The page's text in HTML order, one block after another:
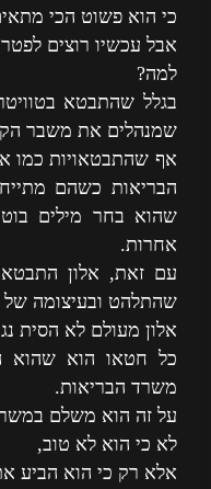
כי הוא פשוט הכי
אבל עכשיו רוצים
למה?
בגלל שהתבטא
שמנהלים את משבר
אף שהתבטאויות כמו
הבריאות כשהם
שהוא בחר מילים
אחרות.
עם זאת, אלון
שהתלהט ובעיצומה
אלון מעולם לא הסית
כל חטאו הוא שהוא
משרד הבריאות.
על זה הוא משלם
לא כי הוא לא טוב,
אלא רק כי הוא הביע